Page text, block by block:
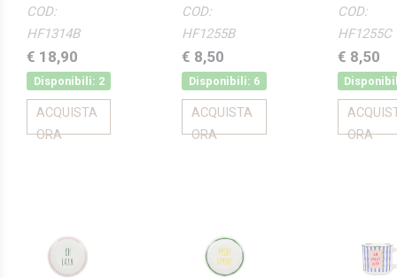
COD:
HF1314B
€ 18,90
Disponibili: 2
ACQUISTA
ORA
COD:
HF1255B
€ 8,50
Disponibili: 6
ACQUISTA
ORA
COD:
HF1255C
€ 8,50
ORA